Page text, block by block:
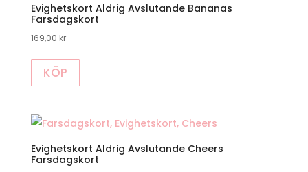
Evighetskort Aldrig Avslutande Bananas
Farsdagskort
169,00 kr
KÖP
Evighetskort Aldrig Avslutande Cheers
Farsdagskort